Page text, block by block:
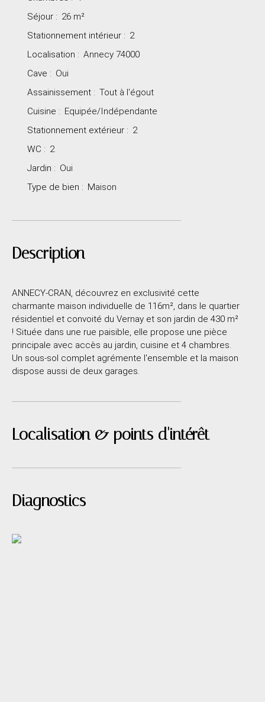
Séjour : 26 m²
Stationnement intérieur : 2
Localisation : Annecy 74000
Cave : Oui
Assainissement : Tout à l'égout
Cuisine : Equipée/Indépendante
Stationnement extérieur : 2
WC : 2
Jardin : Oui
Type de bien : Maison
Description
ANNECY-CRAN, découvrez en exclusivité cette
charmante maison individuelle de 116m², dans le quartier
résidentiel et convoité du Vernay et son jardin de 430 m²
! Située dans une rue paisible, elle propose une pièce
principale avec accès au jardin, cuisine et 4 chambres.
Un sous-sol complet agrémente l'ensemble et la maison
dispose aussi de deux garages.
Localisation & points d'intérêt
Diagnostics